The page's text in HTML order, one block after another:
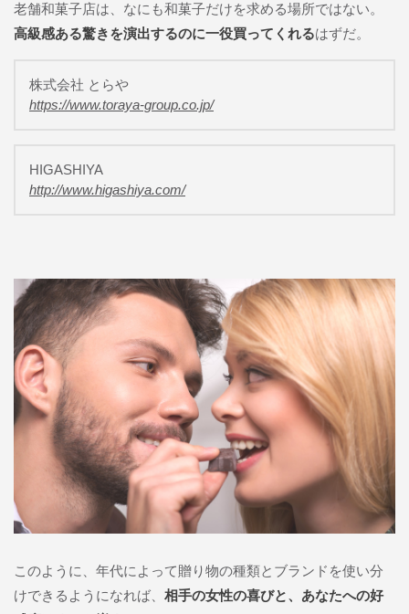
老舗和菓子店は、なにも和菓子だけを求める場所ではない。
高級感ある驚きを演出するのに一役買ってくれるはずだ。
株式会社 とらや
https://www.toraya-group.co.jp/
HIGASHIYA
http://www.higashiya.com/
このように、年代によって贈り物の種類とブランドを使い分
けできるようになれば、 相手の女性の喜びと、あなたへの好